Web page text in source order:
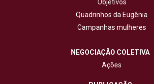
Objetivos
Quadrinhos da Eugênia
Campanhas mulheres
NEGOCIAÇÃO COLETIVA
Ações